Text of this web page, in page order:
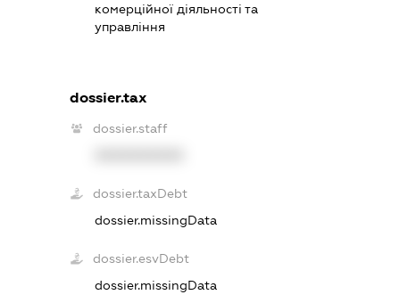
комерційної діяльності та
управління
dossier.tax
dossier.staff
dossier.taxDebt
dossier.missingData
dossier.esvDebt
dossier.missingData